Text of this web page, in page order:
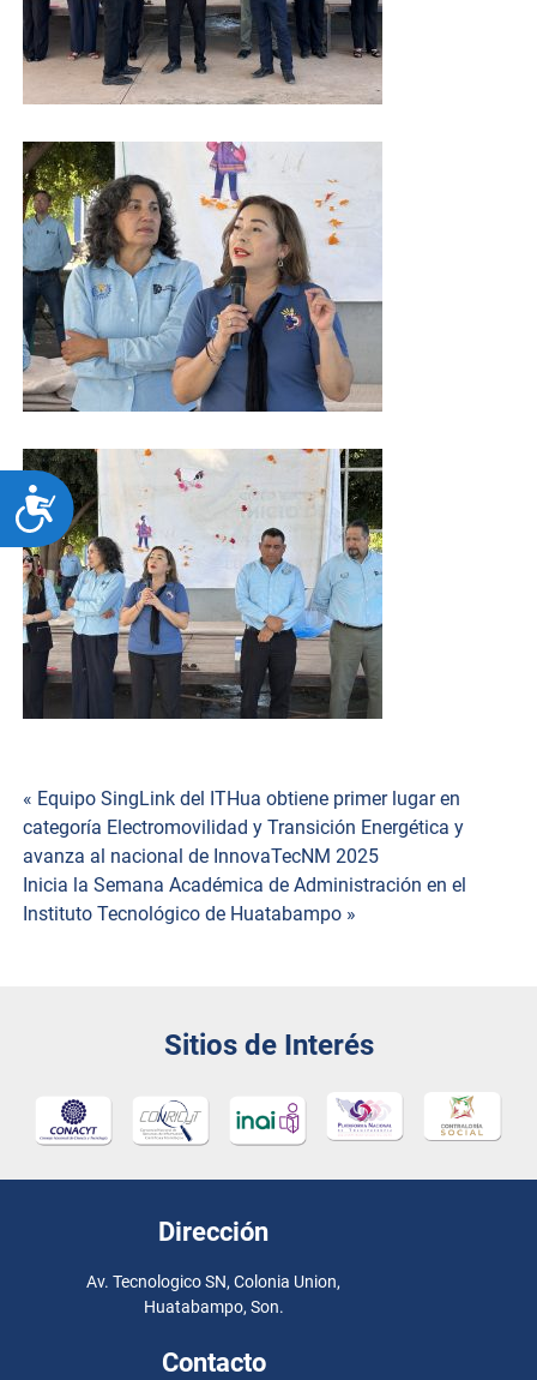
ACCESIBILIDAD
Navegación
de
entradas
« Equipo SingLink del ITHua obtiene primer lugar en
categoría Electromovilidad y Transición Energética y
avanza al nacional de InnovaTecNM 2025
Inicia la Semana Académica de Administración en el
Instituto Tecnológico de Huatabampo »
Sitios de Interés
Dirección
Av. Tecnologico SN, Colonia Union,
Huatabampo, Son.
Contacto